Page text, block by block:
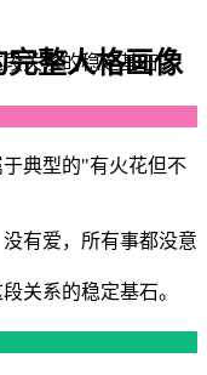
关系的稳定基石。
典型的"有火花但不
关系的稳定基石。
整人格画像
有爱，所有事都没意